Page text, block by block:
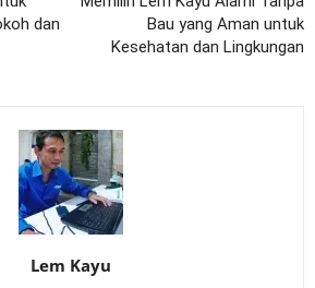
dan
Bau yang Aman untuk
Kesehatan dan Lingkungan
Lem Kayu